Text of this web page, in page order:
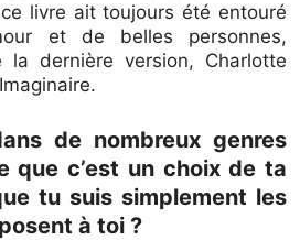
livre ait toujours été entouré
et de belles personnes,
la dernière version, Charlotte
de nombreux genres
que c’est un choix de ta
tu suis simplement les
à toi ?